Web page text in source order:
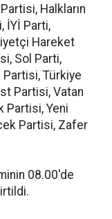
Halkların
İYİ Parti,
Hareket
Sol Parti,
Türkiye
Partisi, Vatan
Partisi, Yeni
Partisi, Zafer
08.00'de